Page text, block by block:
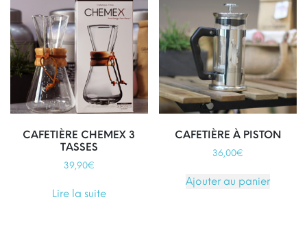
CAFETIÈRE CHEMEX 3
TASSES
39,90€
Lire la suite
CAFETIÈRE À PISTON
36,00€
Ajouter au panier